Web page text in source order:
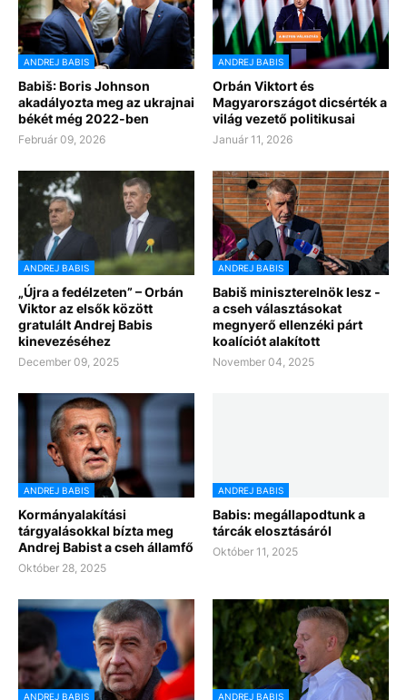
ANDREJ BABIS
Babiš: Boris Johnson
akadályozta meg az ukrajnai
békét még 2022-ben
Február 09, 2026
ANDREJ BABIS
Orbán Viktort és
Magyarországot dicsérték a
világ vezető politikusai
Január 11, 2026
ANDREJ BABIS
„Újra a fedélzeten” – Orbán
Viktor az elsők között
gratulált Andrej Babis
kinevezéséhez
December 09, 2025
ANDREJ BABIS
Babiš miniszterelnök lesz -
a cseh választásokat
megnyerő ellenzéki párt
koalíciót alakított
November 04, 2025
ANDREJ BABIS
Kormányalakítási
tárgyalásokkal bízta meg
Andrej Babist a cseh államfő
Október 28, 2025
ANDREJ BABIS
Babis: megállapodtunk a
tárcák elosztásáról
Október 11, 2025
ANDREJ BABIS ANDREJ BABIS